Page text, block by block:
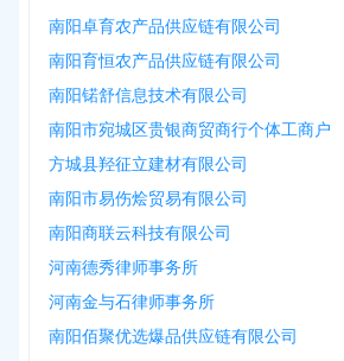
南阳卓育农产品供应链有限公司
南阳育恒农产品供应链有限公司
南阳锘舒信息技术有限公司
南阳市宛城区贵银商贸商行个体工商户
方城县羟征立建材有限公司
南阳市易伤烩贸易有限公司
南阳商联云科技有限公司
河南德秀律师事务所
河南金与石律师事务所
南阳佰聚优选爆品供应链有限公司